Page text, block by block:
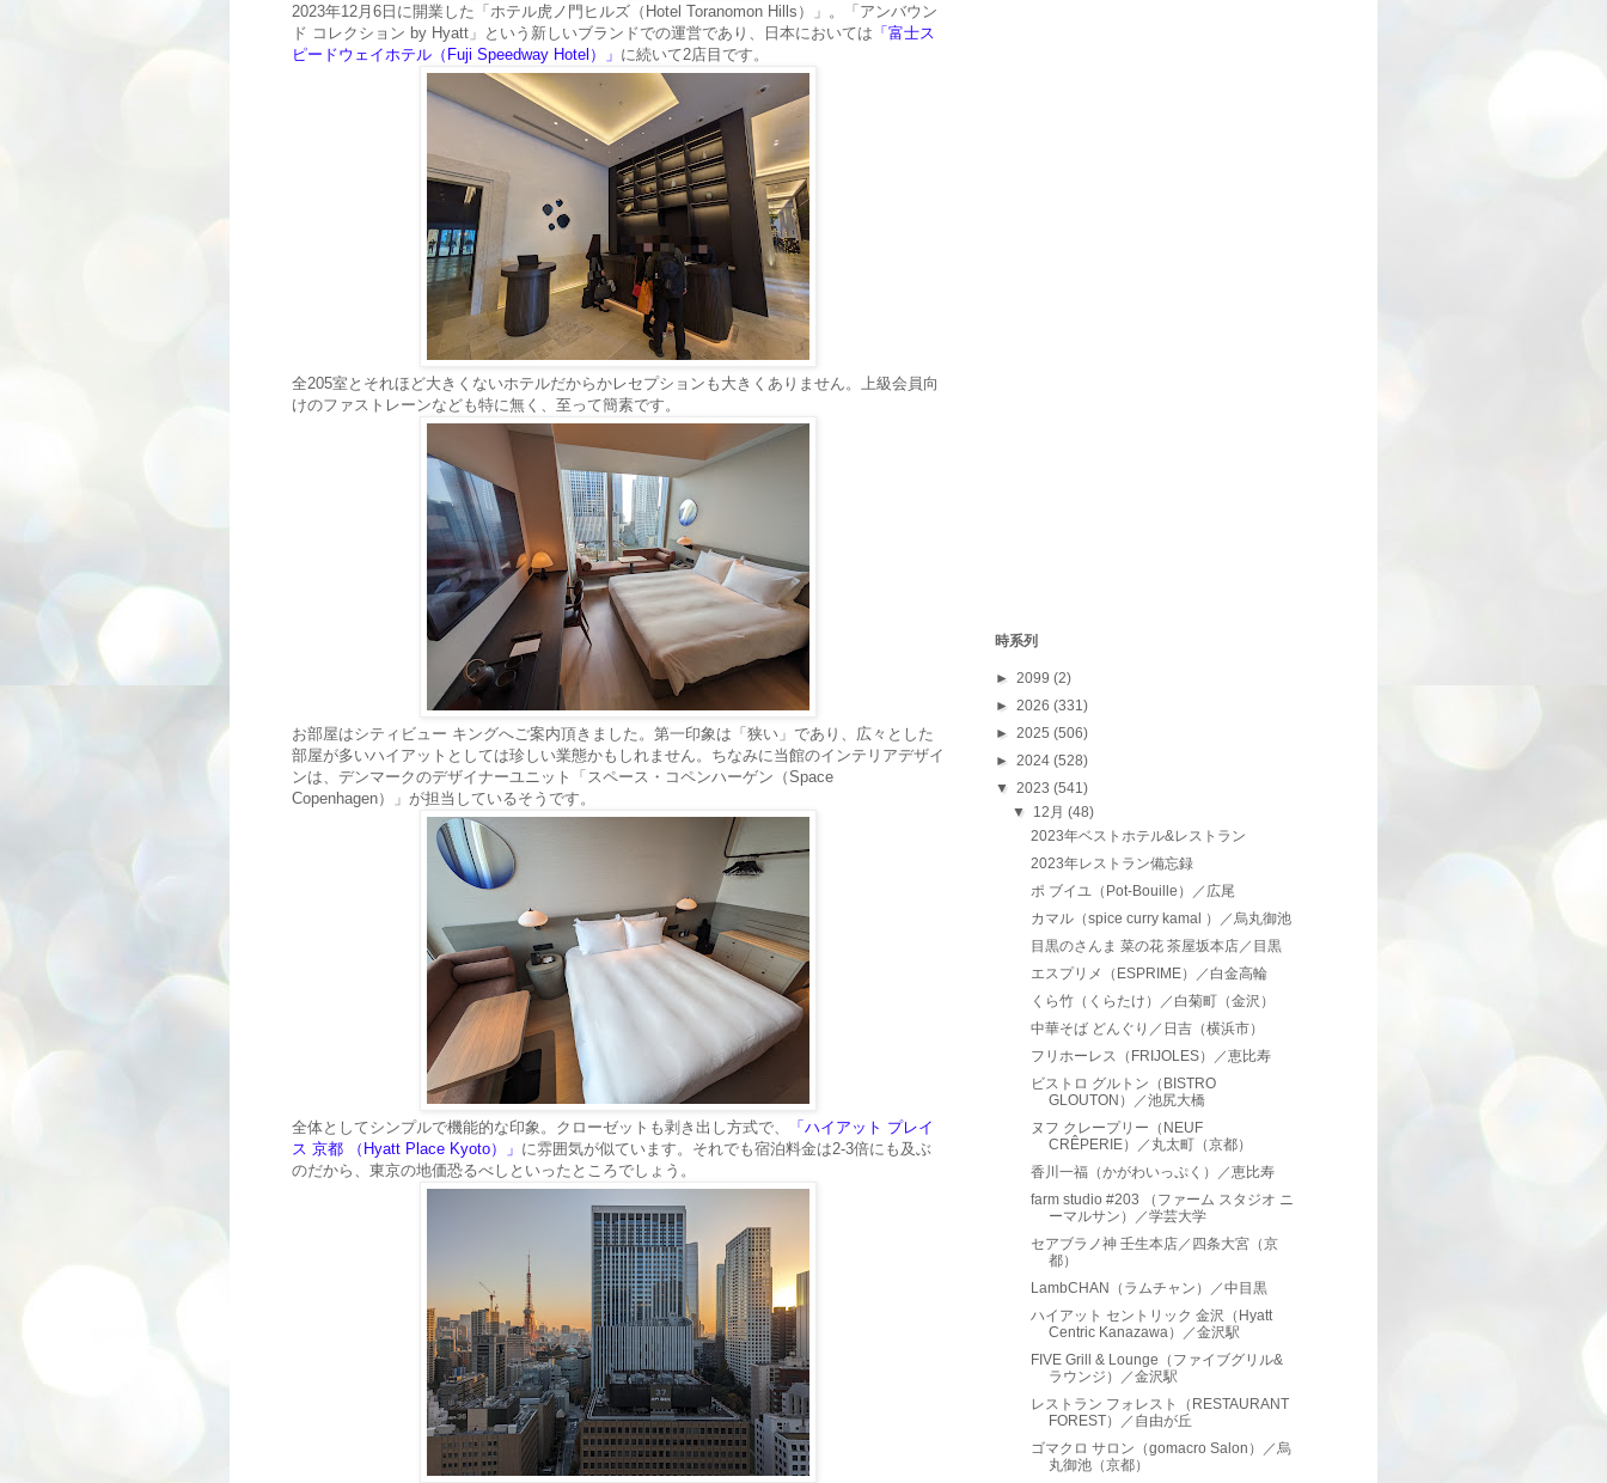
2023年12月6日に開業した「ホテル虎ノ門ヒルズ（Hotel Toranomon Hills）」。「アンバウン
ド コレクション by Hyatt」という新しいブランドでの運営であり、日本においては 「富士ス
ピードウェイホテル（Fuji Speedway Hotel）」 に続いて2店目です。
全205室とそれほど大きくないホテルだからかレセプションも大きくありません。上級会員向
けのファストレーンなども特に無く、至って簡素です。
お部屋はシティビュー キングへご案内頂きました。第一印象は「狭い」であり、広々とした
部屋が多いハイアットとしては珍しい業態かもしれません。ちなみに当館のインテリアデザイ
ンは、デンマークのデザイナーユニット「スペース・コペンハーゲン（Space
Copenhagen）」が担当しているそうです。
全体としてシンプルで機能的な印象。クローゼットも剥き出し方式で、
「ハイアット プレイ
ス 京都 （Hyatt Place Kyoto）」 に雰囲気が似ています。それでも宿泊料金は2-3倍にも及ぶ
のだから、東京の地価恐るべしといったところでしょう。
時系列
► 2099 (2)
► 2026 (331)
► 2025 (506)
► 2024 (528)
▼ 2023 (541)
▼ 12月(48)
2023年ベストホテル&レストラン
2023年レストラン備忘録
ポ ブイユ（Pot-Bouille）／広尾
カマル（spice curry kamal ）／烏丸御池
目黒のさんま 菜の花 茶屋坂本店／目黒
エスプリメ（ESPRIME）／白金高輪
くら竹（くらたけ）／白菊町（金沢）
中華そば どんぐり／日吉（横浜市）
フリホーレス（FRIJOLES）／恵比寿
ビストロ グルトン（BISTRO
GLOUTON）／池尻大橋
ヌフ クレープリー（NEUF
CRÊPERIE）／丸太町（京都）
香川一福（かがわいっぷく）／恵比寿
farm studio #203 （ファーム スタジオ ニ
ーマルサン）／学芸大学
セアブラノ神 壬生本店／四条大宮（京
都）
LambCHAN（ラムチャン）／中目黒
ハイアット セントリック 金沢（Hyatt
Centric Kanazawa）／金沢駅
FIVE Grill & Lounge（ファイブグリル&
ラウンジ）／金沢駅
レストラン フォレスト（RESTAURANT
FOREST）／自由が丘
ゴマクロ サロン（gomacro Salon）／烏
丸御池（京都）